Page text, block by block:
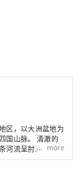
区，以大洲盆地为
国山脉。 清澈的
河流呈肘形，因此
自然、历史、文化
more